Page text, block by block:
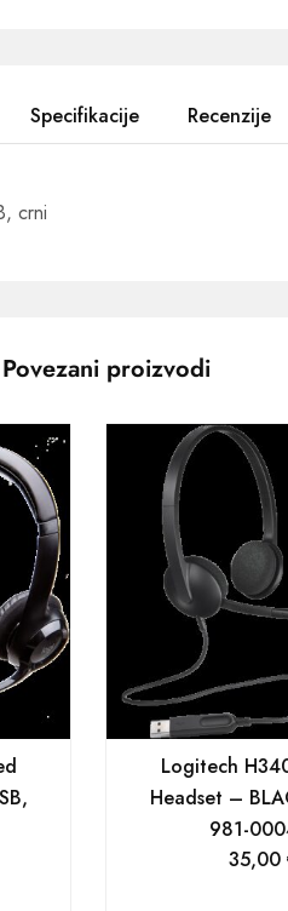
Specifikacije Recenzije
crni
Povezani proizvodi
Logitech
Headset –
981-
35,00